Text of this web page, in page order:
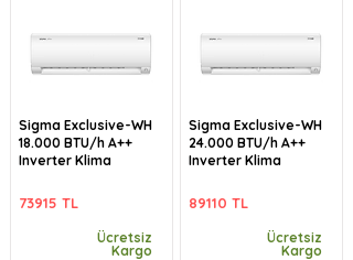
Sigma Exclusive-WH
18.000 BTU/h A++
Inverter Klima
73915 TL
Ücretsiz
Kargo
Sigma Exclusive-WH
24.000 BTU/h A++
Inverter Klima
89110 TL
Ücretsiz
Kargo